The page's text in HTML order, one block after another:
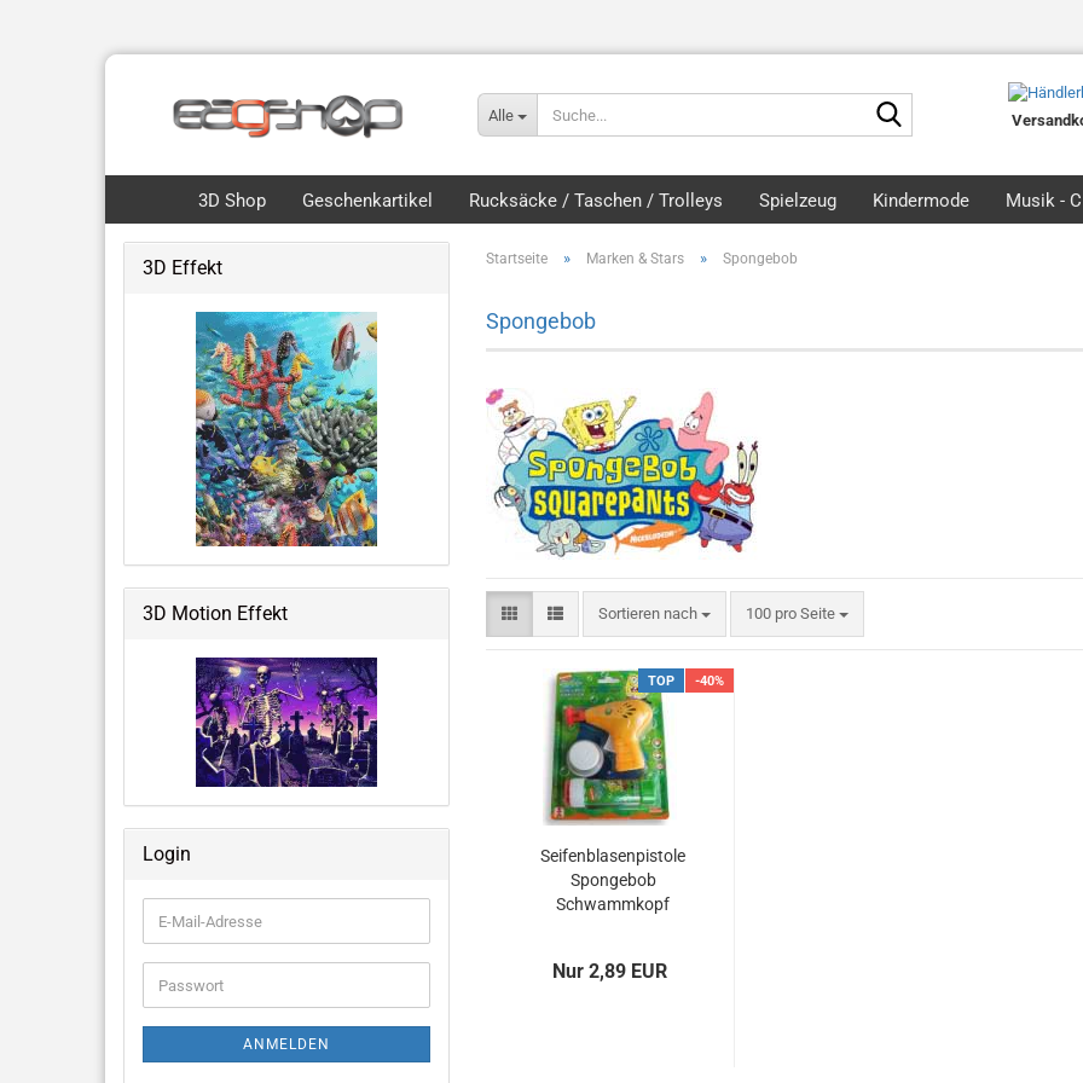
Alle
3D Shop
Royce 3D Collection Packs
3D Lesezeichen Hunde
Dinos & Drachen
Fische, Wale, Haie & mehr
Hunde & Katzen
Vögel & Fliegendes
Wüste & Dschungel-Tiere
weitere Tiermotive
Weltraum & Aliens
Grusliges, Halloween &
Fantastisches
Große Notizbücher mit 3D-Cover
Geschenkartikel Rucksäcke / Taschen / Trolleys Spielzeug Kindermode Musik -
Startseite » Marken & Stars » Spongebob
Spongebob
Sortieren nach
Sortieren nach 100 pro Seite
pro Seite
TOP -40%
Seifenblasenpistole
Spongebob
Schwammkopf
Nur 2,89 EUR
3D Effekt
3D Motion Effekt
Login
E-
Mail-
Adresse
Passwort
ANMELDEN